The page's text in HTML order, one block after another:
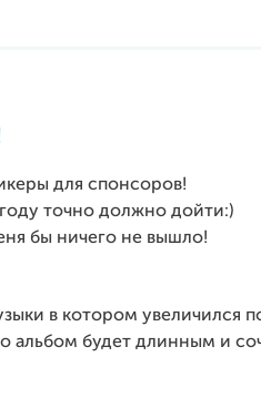
для спонсоров!
точно должно дойти:)
бы ничего не вышло!
в котором увеличился
альбом будет длинным и